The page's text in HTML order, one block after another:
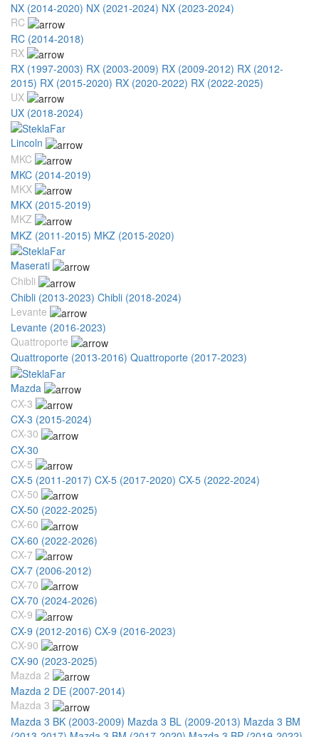
NX (2014-2020) NX (2021-2024) NX (2023-2024)
RC
RC (2014-2018)
RX
RX (1997-2003) RX (2003-2009) RX (2009-2012) RX (2012-
2015) RX (2015-2020) RX (2020-2022) RX (2022-2025)
UX
UX (2018-2024)
Lincoln
MKC
MKC (2014-2019)
MKX
MKX (2015-2019)
MKZ
MKZ (2011-2015) MKZ (2015-2020)
Maserati
Chibli
Chibli (2013-2023) Chibli (2018-2024)
Levante
Levante (2016-2023)
Quattroporte
Quattroporte (2013-2016) Quattroporte (2017-2023)
Mazda
CX-3
CX-3 (2015-2024)
CX-30
CX-30
CX-5
CX-5 (2011-2017) CX-5 (2017-2020) CX-5 (2022-2024)
CX-50
CX-50 (2022-2025)
CX-60
CX-60 (2022-2026)
CX-7
CX-7 (2006-2012)
CX-70
CX-70 (2024-2026)
CX-9
CX-9 (2012-2016) CX-9 (2016-2023)
CX-90
CX-90 (2023-2025)
Mazda 2
Mazda 2 DE (2007-2014)
Mazda 3
Mazda 3 BK (2003-2009) Mazda 3 BL (2009-2013) Mazda 3 BM